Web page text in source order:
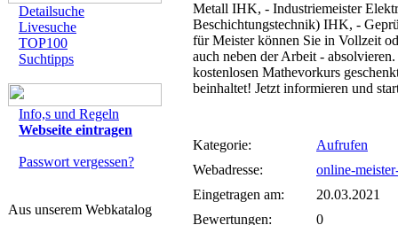
Detailsuche
Livesuche
TOP100
Suchtipps
Info,s und Regeln
Webseite eintragen
Passwort vergessen?
Aus unserem Webkatalog
Metall IHK, - Industriemeister
Beschichtungstechnik) IHK, -
für Meister können Sie in Vollzeit
auch neben der Arbeit -
kostenlosen Mathevorkurs
beinhaltet! Jetzt informieren und
Kategorie:
Aufrufen
Webadresse:
online-
Eingetragen am:
20.03.2021
Bewertungen:
0